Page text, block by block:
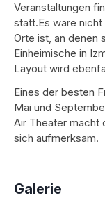
Veranstaltungen
statt.Es wäre
Orte ist, an denen
Einheimische in
Layout wird
Eines der besten
Mai und
Air Theater macht
sich aufmerksam.
Galerie